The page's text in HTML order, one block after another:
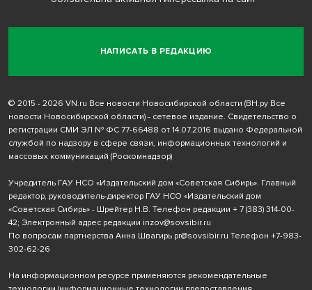
НАПИСАТЬ В РЕДАКЦИЮ
© 2015 - 2026 VN.ru Все новости Новосибирской области (ВН.ру Все
новости Новосибирской области) - сетевое издание. Свидетельство о
регистрации СМИ ЭЛ № ФС 77-66488 от 14.07.2016 выдано Федеральной
службой по надзору в сфере связи, информационных технологий и
массовых коммуникаций (Роскомнадзор)
Учредитель ГАУ НСО «Издательский дом «Советская Сибирь». Главный
редактор, руководитель-директор ГАУ НСО «Издательский дом
«Советская Сибирь» - Шрейтер Н.В. Телефон редакции + 7 (383) 314-00-
42; Электронный адрес редакции inzov@sovsibir.ru
По вопросам партнерства Анна Швагирь pr@sovsibir.ru Телефон +7-983-
302-62-26
На информационном ресурсе применяются рекомендательные